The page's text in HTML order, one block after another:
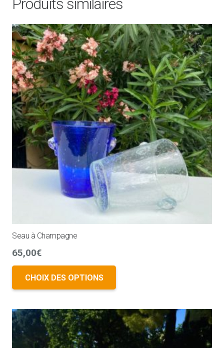
Produits similaires
Seau à Champagne
65,00€
CHOIX DES OPTIONS